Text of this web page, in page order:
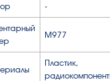
-
М977
Пластик,